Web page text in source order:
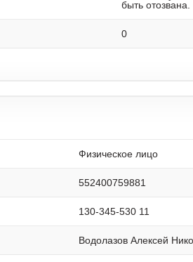
быть отозвана.
0
Физическое лицо
552400759881
130-345-530 11
Водолазов Алексей